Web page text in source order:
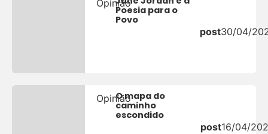
Opinião
Poesia para o
Povo
post30/04/
OpiniãoO mapa do
caminho
escondido
post16/04/